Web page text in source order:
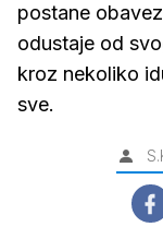
postane
odustaje od
kroz nekoliko
sve.